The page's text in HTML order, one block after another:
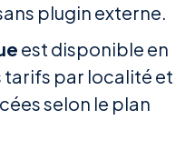
plugin externe.
est disponible en
tarifs par localité et
selon le plan